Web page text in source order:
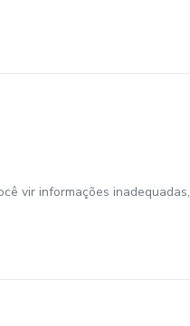
vir informações inadequadas,